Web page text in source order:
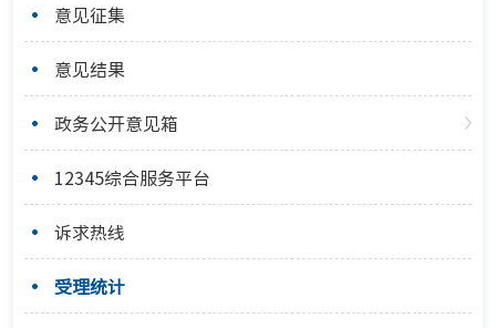
意见征集
意见结果
政务公开意见箱
12345综合服务平台
诉求热线
受理统计